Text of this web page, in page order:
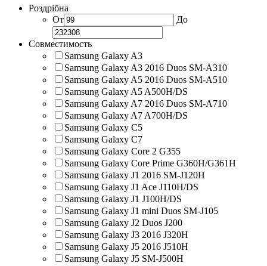
Роздрібна
От
До
Совместимость
Samsung Galaxy A3
Samsung Galaxy A3 2016 Duos SM-A310
Samsung Galaxy A5 2016 Duos SM-A510
Samsung Galaxy A5 A500H/DS
Samsung Galaxy A7 2016 Duos SM-A710
Samsung Galaxy A7 A700H/DS
Samsung Galaxy C5
Samsung Galaxy C7
Samsung Galaxy Core 2 G355
Samsung Galaxy Core Prime G360H/G361H
Samsung Galaxy J1 2016 SM-J120H
Samsung Galaxy J1 Ace J110H/DS
Samsung Galaxy J1 J100H/DS
Samsung Galaxy J1 mini Duos SM-J105
Samsung Galaxy J2 Duos J200
Samsung Galaxy J3 2016 J320H
Samsung Galaxy J5 2016 J510H
Samsung Galaxy J5 SM-J500H